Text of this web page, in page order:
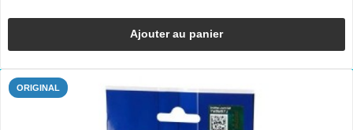
Ajouter au panier
ORIGINAL